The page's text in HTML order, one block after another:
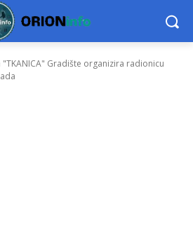
"TKANICA" Gradište organizira radionicu